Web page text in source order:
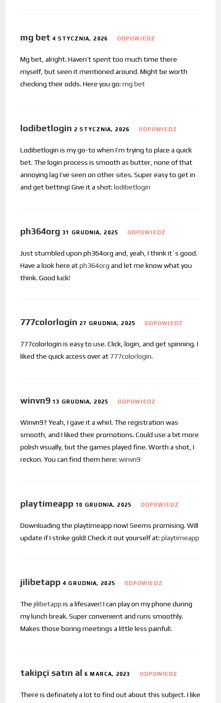
mg bet 4 STYCZNIA, 2026 ODPOWIEDZ
Mg bet, alright. Haven’t spent too much time there
myself, but seen it mentioned around. Might be worth
checking their odds. Here you go:mg bet
lodibetlogin 2 STYCZNIA, 2026 ODPOWIEDZ
Lodibetlogin is my go-to when I’m trying to place a quick
bet. The login process is smooth as butter, none of that
annoying lag I’ve seen on other sites. Super easy to get in
and get betting! Give it a shot:lodibetlogin
ph364org 31 GRUDNIA, 2025 ODPOWIEDZ
Just stumbled upon ph364org and, yeah, I think it´s good.
Have a look here atph364org and let me know what you
think. Good luck!
777colorlogin 27 GRUDNIA, 2025 ODPOWIEDZ
777colorlogin is easy to use. Click, login, and get spinning. I
liked the quick access over at777colorlogin.
winvn9 13 GRUDNIA, 2025 ODPOWIEDZ
Winvn9? Yeah, I gave it a whirl. The registration was
smooth, and I liked their promotions. Could use a bit more
polish visually, but the games played fine. Worth a shot, I
reckon. You can find them here:winvn9
playtimeapp 10 GRUDNIA, 2025 ODPOWIEDZ
Downloading the playtimeapp now! Seems promising. Will
update if I strike gold! Check it out yourself at:playtimeapp
jilibetapp 4 GRUDNIA, 2025 ODPOWIEDZ
Thejilibetapp is a lifesaver! I can play on my phone during
my lunch break. Super convenient and runs smoothly.
Makes those boring meetings a little less painful!.
takipçi satın al 6 MARCA, 2023 ODPOWIEDZ
There is definately a lot to find out about this subject. I like